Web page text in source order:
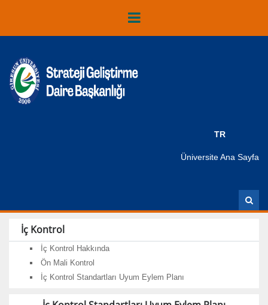
TR
Üniversite Ana Sayfa
A
r
İç Kontrol
İç Kontrol Hakkında
Ön Mali Kontrol
İç Kontrol Standartları Uyum Eylem Planı